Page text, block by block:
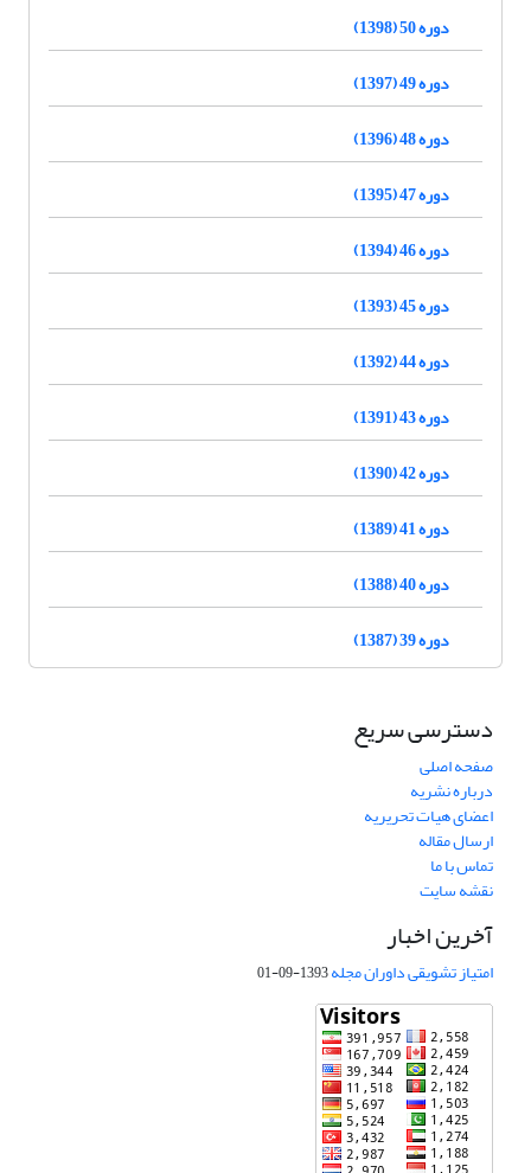
دوره 50 (1398)
دوره 49 (1397)
دوره 48 (1396)
دوره 47 (1395)
دوره 46 (1394)
دوره 45 (1393)
دوره 44 (1392)
دوره 43 (1391)
دوره 42 (1390)
دوره 41 (1389)
دوره 40 (1388)
دوره 39 (1387)
دسترسی سریع
صفحه اصلی
درباره نشریه
اعضای هیات تحریریه
ارسال مقاله
تماس با ما
نقشه سایت
آخرین اخبار
امتیاز تشویقی داوران مجله1393-09-01